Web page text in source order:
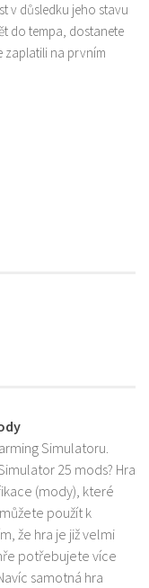
v důsledku jeho stavu
do tempa, dostanete
zaplatili na prvním
Simulatoru.
25 mods? Hra
(mody), které
použít k
že hra je již velmi
potřebujete více
samotná hra